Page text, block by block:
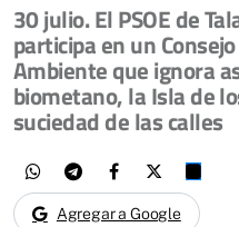
30 julio. El PSOE de
participa en un
Ambiente que ignora
biometano, la Isla de
suciedad de las calles
Agregar a Google